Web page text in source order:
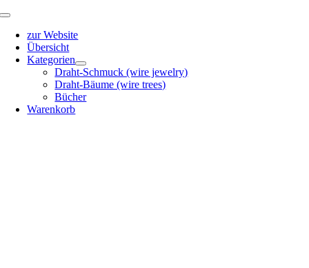
Zum
springen
Toggle
Navigationzur Website
Übersicht
Kategorien
Draht-Schmuck (wire jewelry)
Draht-Bäume (wire trees)
Bücher
Warenkorb